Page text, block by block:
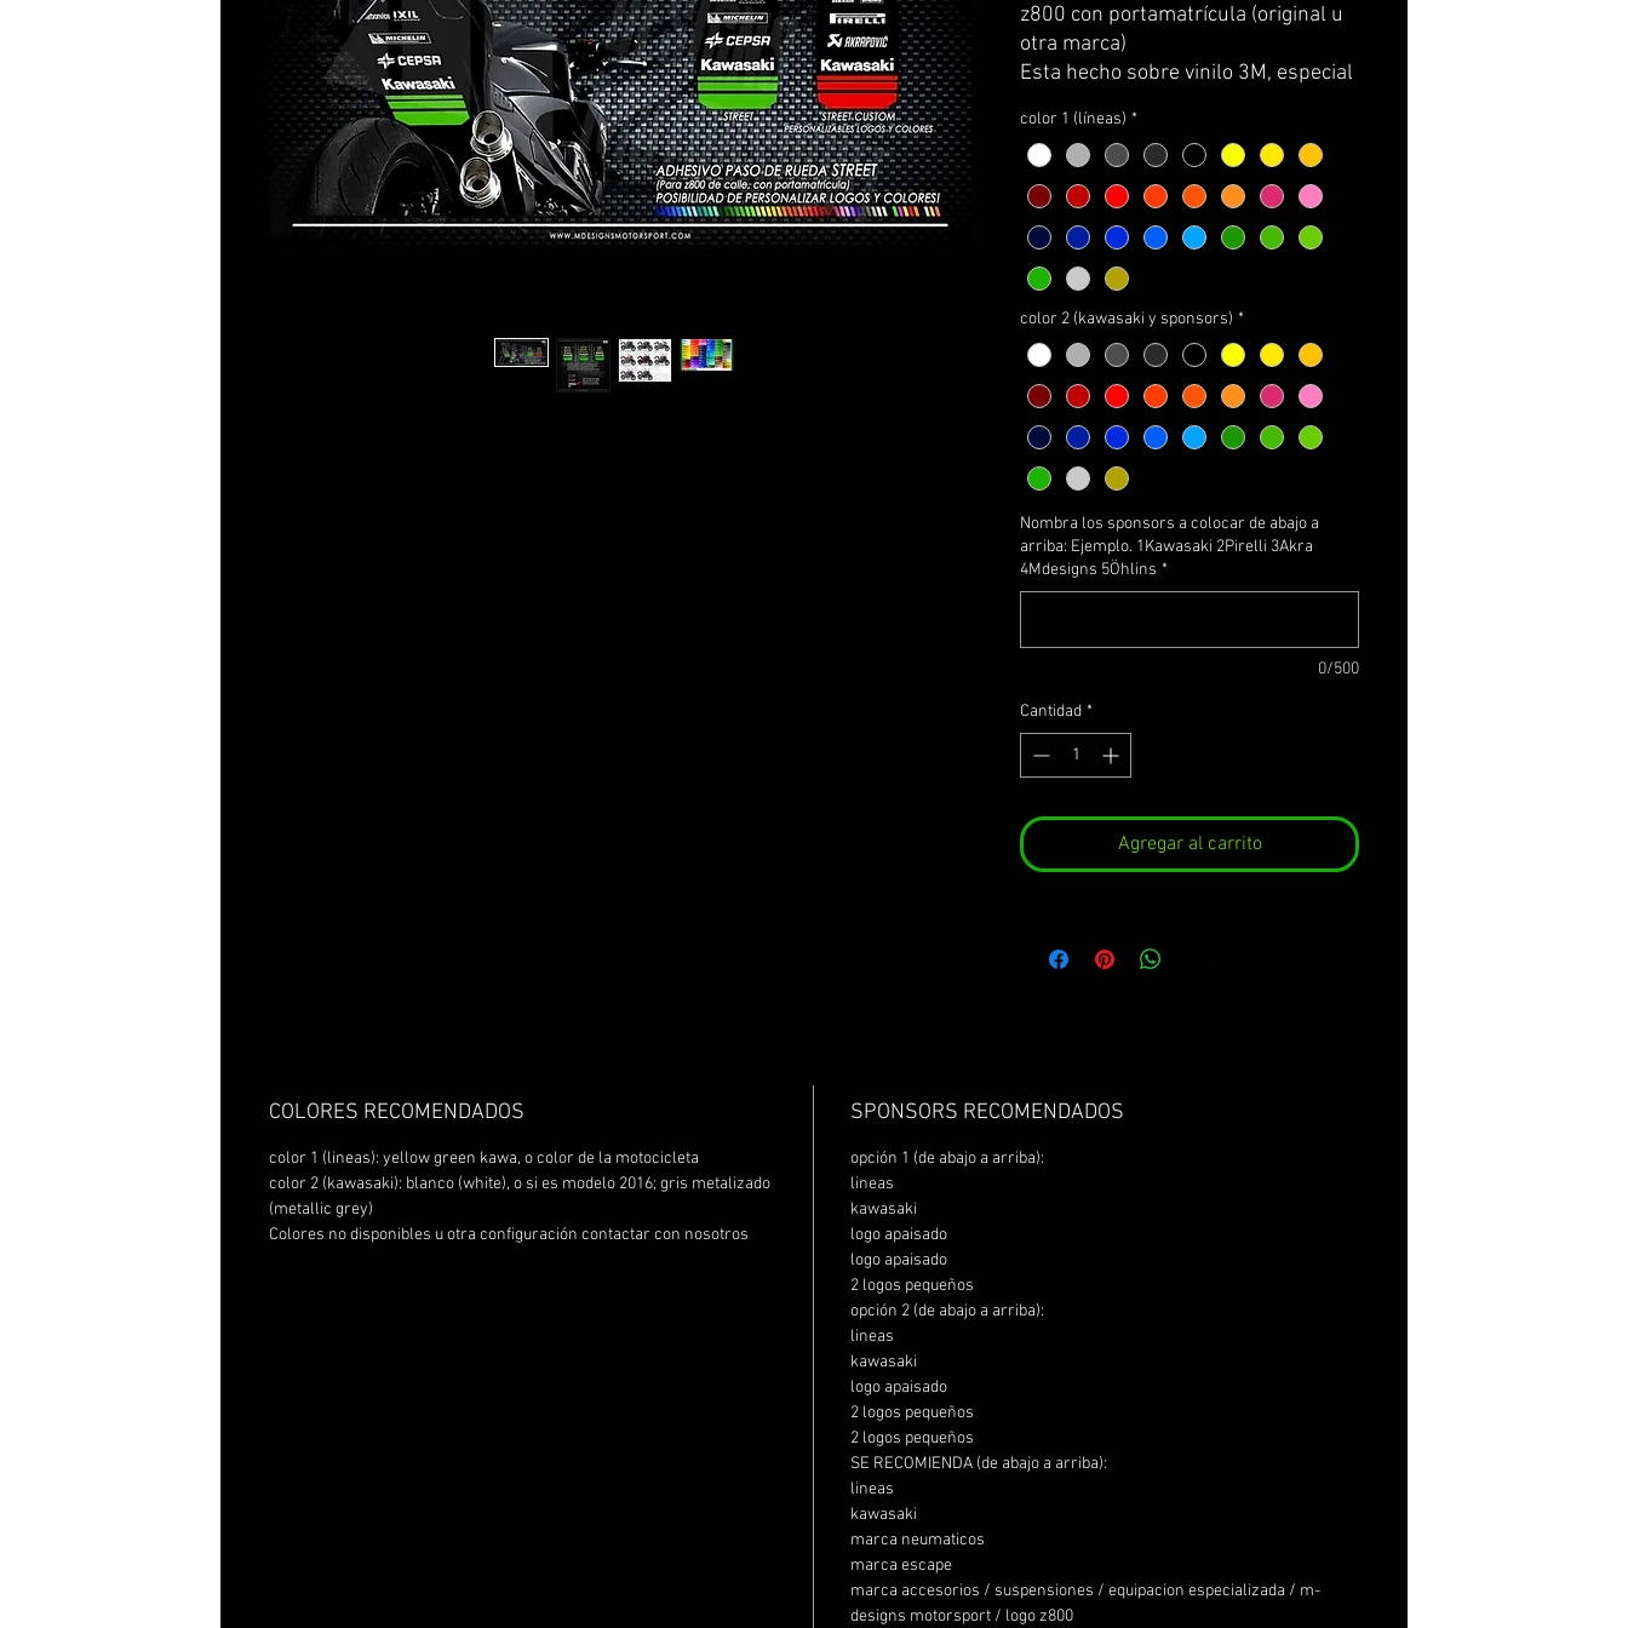
z800 con portamatrícula (original u
otra marca)
Esta hecho sobre vinilo 3M, especial
incluye: adhesivo paso de rueda,
adhesivo de prueba para practicar y
centrar la colocación antes de poner
como refuerzo e instrucciones de
montaje.
PERSONALIZABLE AL 100%!
color 1 (líneas) *
color 2 (kawasaki y sponsors) *
Nombra los sponsors a colocar de abajo a
arriba: Ejemplo. 1Kawasaki 2Pirelli 3Akra
4Mdesigns 5Öhlins *
0/500
Cantidad *
Agregar al carrito
COLORES RECOMENDADOS
color 1 (lineas): yellow green kawa, o color de la motocicleta
color 2 (kawasaki): blanco (white), o si es modelo 2016; gris metalizado
(metallic grey)
Colores no disponibles u otra configuración contactar con nosotros
SPONSORS RECOMENDADOS
opción 1 (de abajo a arriba):
lineas
kawasaki
logo apaisado
logo apaisado
2 logos pequeños
opción 2 (de abajo a arriba):
lineas
kawasaki
logo apaisado
2 logos pequeños
2 logos pequeños
SE RECOMIENDA (de abajo a arriba):
lineas
kawasaki
marca neumaticos
marca escape
marca accesorios / suspensiones / equipacion especializada / m-
designs motorsport / logo z800